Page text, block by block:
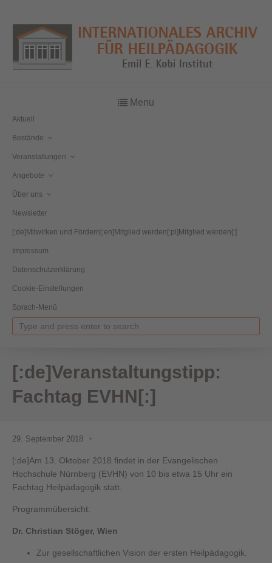
Menu
Aktuell
Bestände
Veranstaltungen
Angebote
Über uns
Newsletter
[:de]Mitwirken und Fördern[:en]Mitglied werden[:pl]Mitglied werden[:]
Impressum
Datenschutzerklärung
Cookie-Einstellungen
Sprach-Menü
[:de]Veranstaltungstipp:
Fachtag EVHN[:]
29. September 2018
[:de]Am 13. Oktober 2018 findet in der Evangelischen
Hochschule Nürnberg (EVHN) von 10 bis etwa 15 Uhr ein
Fachtag Heilpädagogik statt.
Programmübersicht:
Dr. Christian Stöger, Wien
Zur gesellschaftlichen Vision der ersten Heilpädagogik.